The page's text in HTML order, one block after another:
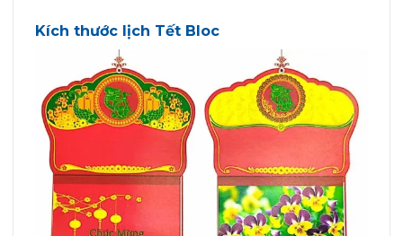
Kích thước lịch Tết Bloc